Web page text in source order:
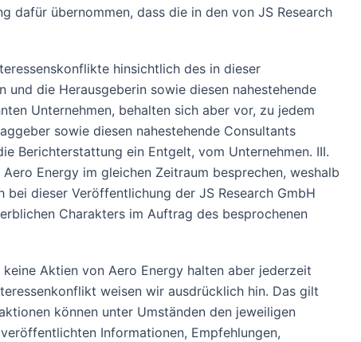
dafür übernommen, dass die in den von JS Research
hinsichtlich des in dieser
die Herausgeberin sowie diesen nahestehende
Unternehmen, behalten sich aber vor, zu jedem
sowie diesen nahestehende Consultants
Berichterstattung ein Entgelt, vom Unternehmen. III.
Energy im gleichen Zeitraum besprechen, weshalb
dieser Veröffentlichung der JS Research GmbH
Charakters im Auftrag des besprochenen
Aktien von Aero Energy halten aber jederzeit
weisen wir ausdrücklich hin. Das gilt
können unter Umständen den jeweiligen
Informationen, Empfehlungen,